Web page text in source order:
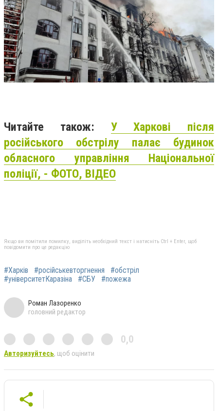
Читайте також: У Харкові після
російського обстрілу палає будинок
обласного управління Національної
поліції, - ФОТО, ВІДЕО
Якщо ви помітили помилку, виділіть необхідний текст і натисніть Ctrl + Enter, щоб
повідомити про це редакцію
#Харків #російськевторгнення
#обстріл
#університетКаразіна
#СБУ #пожежа
Роман Лазоренко
головний редактор
0,0
Авторизуйтесь, щоб оцінити